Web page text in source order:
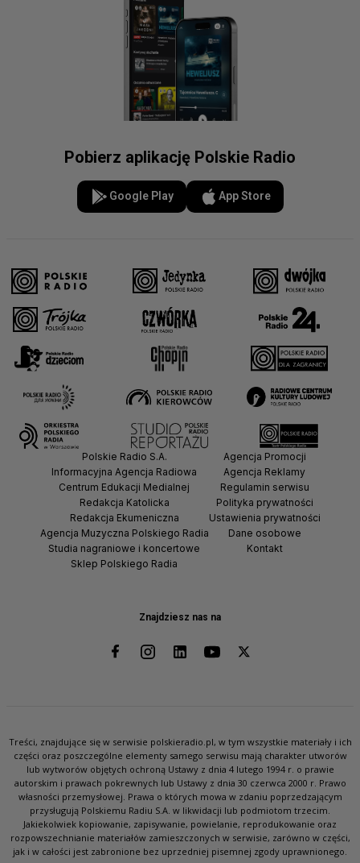
Pobierz aplikację Polskie Radio
Google Play App Store
Znajdziesz nas na
Polskie Radio S.A.
Informacyjna Agencja Radiowa
Centrum Edukacji Medialnej
Redakcja Katolicka
Redakcja Ekumeniczna
Agencja Muzyczna Polskiego Radia
Studia nagraniowe i koncertowe
Sklep Polskiego Radia
Agencja Promocji
Agencja Reklamy
Regulamin serwisu
Polityka prywatności
Ustawienia prywatności
Dane osobowe
Kontakt
Treści, znajdujące się w serwisie polskieradio.pl, w tym wszystkie materiały i ich
części oraz poszczególne elementy samego serwisu mają charakter utworów
lub wytworów objętych ochroną Ustawy z dnia 4 lutego 1994 r. o prawie
autorskim i prawach pokrewnych lub Ustawy z dnia 30 czerwca 2000 r. Prawo
własności przemysłowej. Prawa o których mowa w zdaniu poprzedzającym
przysługują Polskiemu Radiu S.A. w likwidacji lub podmiotom trzecim.
Jakiekolwiek kopiowanie, zapisywanie, powielanie, reprodukowanie oraz
rozpowszechnianie materiałów zamieszczonych w serwisie, zarówno w części,
jak i w całości jest zabronione bez uprzedniej pisemnej zgody uprawnionego.